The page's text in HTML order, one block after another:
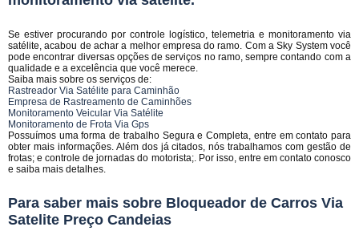
Se estiver procurando por controle logístico, telemetria e monitoramento via
satélite, acabou de achar a melhor empresa do ramo. Com a Sky System você
pode encontrar diversas opções de serviços no ramo, sempre contando com a
qualidade e a excelência que você merece.
Saiba mais sobre os serviços de:
Rastreador Via Satélite para Caminhão
Empresa de Rastreamento de Caminhões
Monitoramento Veicular Via Satélite
Monitoramento de Frota Via Gps
Possuímos uma forma de trabalho Segura e Completa, entre em contato para
obter mais informações. Além dos já citados, nós trabalhamos com gestão de
frotas; e controle de jornadas do motorista;. Por isso, entre em contato conosco
e saiba mais detalhes.
Para saber mais sobre Bloqueador de Carros Via
Satelite Preço Candeias